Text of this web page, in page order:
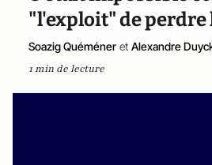
"l'exploit" de
Soazig Quéméner et Alexandre
1 min de lecture